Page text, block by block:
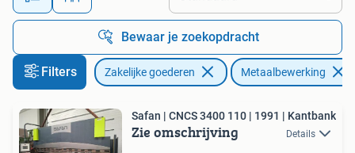
Bewaar je zoekopdracht
Filters Zakelijke goederen Metaalbewerking
Safan | CNCS 3400 110 | 1991 | Kantbank
Zie omschrijving Details